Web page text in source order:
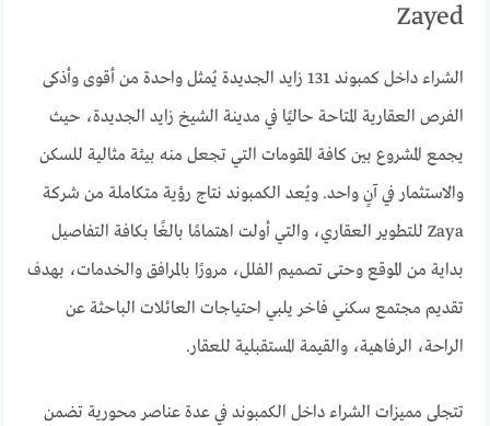
Zayed
الشراء داخل كمبوند 131 زايد الجديدة يُمثل واحدة من أقوى وأذكى
الفرص العقارية المتاحة حاليًا في مدينة الشيخ زايد الجديدة، حيث
يجمع المشروع بين كافة المقومات التي تجعل منه بيئة مثالية للسكن
والاستثمار في آنٍ واحد. ويُعد الكمبوند نتاج رؤية متكاملة من شركة
Zaya للتطوير العقاري، والتي أولت اهتمامًا بالغًا بكافة التفاصيل
بداية من الموقع وحتى تصميم الفلل، مرورًا بالمرافق والخدمات، بهدف
تقديم مجتمع سكني فاخر يلبي احتياجات العائلات الباحثة عن
الراحة، الرفاهية، والقيمة المستقبلية للعقار.
تتجلى مميزات الشراء داخل الكمبوند في عدة عناصر محورية تضمن